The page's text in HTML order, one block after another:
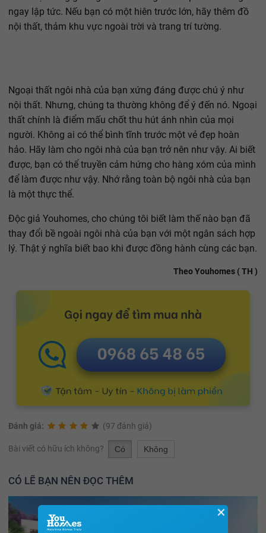
ngay lập tức. Nếu bạn có một hiên trước lớn, hãy thêm đồ
nội thất, thảm khu vực ngoài trời và trang trí tường.
Ngoại thất ngôi nhà của bạn xứng đáng được chú ý như
nội thất. Nhưng, chúng ta thường không để ý đến nó. Ngoại
thất chính là điểm mấu chốt thu hút ánh nhìn của mọi
người. Không ai có thể bình tĩnh trước một vẻ đẹp hoàn
hảo. Hãy làm cho ngôi nhà của bạn trở nên như vậy. Ai biết
được, bạn có thể truyền cảm hứng cho hàng xóm của mình
để làm được như vậy. Nhớ rằng toàn bộ ngôi nhà của bạn
là một thực thể.
Độc giả Youhomes, cho chúng tôi biết làm thế nào bạn đã
thay đổi bề ngoài ngôi nhà của bạn với một ngân sách hợp
lý. Thật ý nghĩa biết bao khi được đồng hành cùng các bạn.
Theo Youhomes ( TH )
Đánh giá: (97 đánh giá)
Bài viết có hữu ích không? Có Không
CÓ LẼ BẠN NÊN ĐỌC THÊM
✕